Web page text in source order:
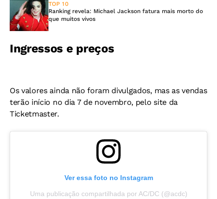
TOP 10
Ranking revela: Michael Jackson fatura mais morto do
que muitos vivos
Ingressos e preços
Os valores ainda não foram divulgados, mas as vendas
terão início no dia 7 de novembro, pelo site da
Ticketmaster.
Ver essa foto no Instagram
Uma publicação compartilhada por AC/DC (@acdc)